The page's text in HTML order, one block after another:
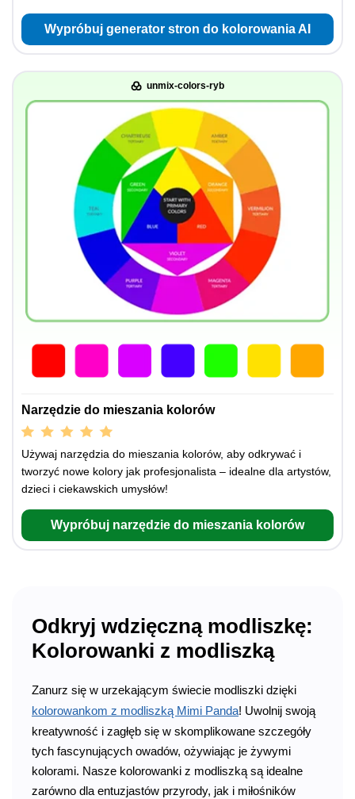
Wypróbuj generator stron do kolorowania AI
unmix-colors-ryb
Narzędzie do mieszania kolorów
Używaj narzędzia do mieszania kolorów, aby odkrywać i
tworzyć nowe kolory jak profesjonalista – idealne dla artystów,
dzieci i ciekawskich umysłów!
Wypróbuj narzędzie do mieszania kolorów
Odkryj wdzięczną modliszkę:
Kolorowanki z modliszką
Zanurz się w urzekającym świecie modliszki dzięki
kolorowankom z modliszką Mimi Panda! Uwolnij swoją
kreatywność i zagłęb się w skomplikowane szczegóły
tych fascynujących owadów, ożywiając je żywymi
kolorami. Nasze kolorowanki z modliszką są idealne
zarówno dla entuzjastów przyrody, jak i miłośników